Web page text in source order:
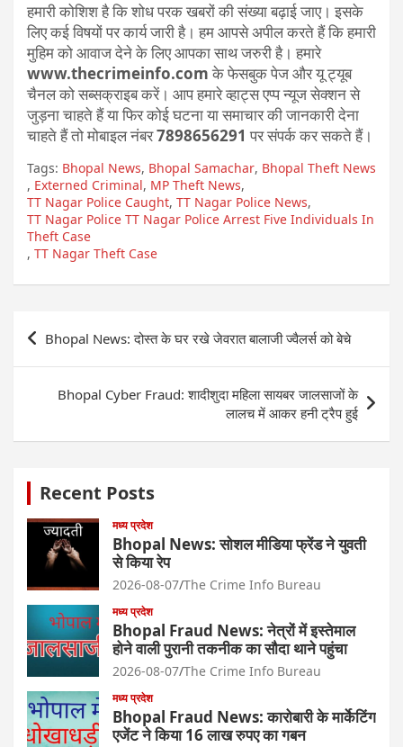
हमारी कोशिश है कि शोध परक खबरों की संख्या बढ़ाई जाए। इसके
लिए कई विषयों पर कार्य जारी है। हम आपसे अपील करते हैं कि हमारी
मुहिम को आवाज देने के लिए आपका साथ जरुरी है। हमारे
www.thecrimeinfo.comके फेसबुक पेज और यू ट्यूब
चैनल को सब्सक्राइब करें। आप हमारे व्हाट्स एप्प न्यूज सेक्शन से
जुड़ना चाहते हैं या फिर कोई घटना या समाचार की जानकारी देना
चाहते हैं तो मोबाइल नंबर7898656291 पर संपर्क कर सकते हैं।
Tags: Bhopal News, Bhopal Samachar, Bhopal Theft News
, Externed Criminal, MP Theft News,
TT Nagar Police Caught, TT Nagar Police News,
TT Nagar Police TT Nagar Police Arrest Five Individuals In
Theft Case
, TT Nagar Theft Case
Post
navigation
Bhopal News: दोस्त के घर रखे जेवरात बालाजी ज्वैलर्स को बेचे
Bhopal Cyber Fraud: शादीशुदा महिला सायबर जालसाजों के
लालच में आकर हनी ट्रैप हुई
Recent Posts
मध्य प्रदेश
Bhopal News: सोशल मीडिया फ्रेंड ने युवती
से किया रेप
2026-08-07 The Crime Info Bureau
मध्य प्रदेश
Bhopal Fraud News: नेत्रों में इस्तेमाल
होने वाली पुरानी तकनीक का सौदा थाने पहुंचा
2026-08-07 The Crime Info Bureau
मध्य प्रदेश
Bhopal Fraud News: कारोबारी के मार्केटिंग
एजेंट ने किया 16 लाख रुपए का गबन